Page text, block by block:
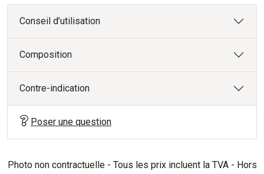
Conseil d’utilisation
Composition
Contre-indication
Poser une question
Photo non contractuelle - Tous les prix incluent la TVA - Hors